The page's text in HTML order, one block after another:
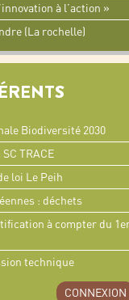
à l’action »
(La rochelle)
Biodiversité 2030
TRACE
loi Le Peih
: déchets
à compter du
technique
CONNEXION